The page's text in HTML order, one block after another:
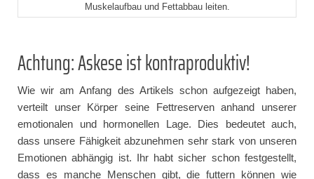
Muskelaufbau und Fettabbau leiten.
Achtung: Askese ist kontraproduktiv!
Wie wir am Anfang des Artikels schon aufgezeigt haben,
verteilt unser Körper seine Fettreserven anhand unserer
emotionalen und hormonellen Lage. Dies bedeutet auch,
dass unsere Fähigkeit abzunehmen sehr stark von unseren
Emotionen abhängig ist. Ihr habt sicher schon festgestellt,
dass es manche Menschen gibt, die futtern können wie